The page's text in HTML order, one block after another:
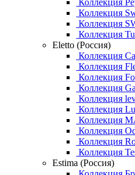
Коллекция
Коллекция
Коллекция
Коллекция
Eletto (Россия)
Коллекция
Коллекция
Коллекция
Коллекция
Коллекция
Коллекция
Коллекция
Коллекция
Коллекция
Коллекция
Estima (Россия)